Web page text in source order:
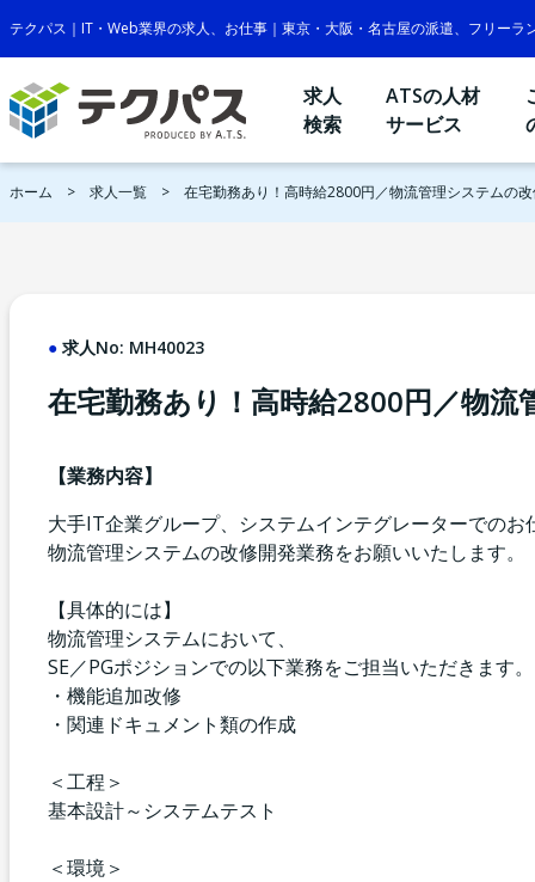
テクパス｜IT・Web業界の求人、お仕事｜東京・大阪・名古屋の派遣、フリーラ
求人
検索
ATSの人材
サービス
ホーム 求人一覧 在宅勤務あり！高時給2800円／物流管理システムの
求人No: MH40023
在宅勤務あり！高時給2800円／物流
【業務内容】
大手IT企業グループ、システムインテグレーターでのお
物流管理システムの改修開発業務をお願いいたします。
【具体的には】
物流管理システムにおいて、
SE／PGポジションでの以下業務をご担当いただきます。
・機能追加改修
・関連ドキュメント類の作成
＜工程＞
基本設計～システムテスト
＜環境＞